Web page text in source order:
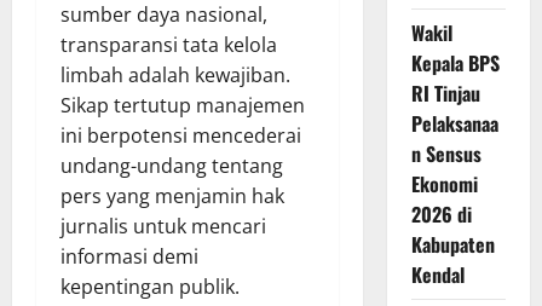
sumber daya nasional,
transparansi tata kelola
limbah adalah kewajiban.
Sikap tertutup manajemen
ini berpotensi mencederai
undang-undang tentang
pers yang menjamin hak
jurnalis untuk mencari
informasi demi
kepentingan publik.
Wakil
Kepala BPS
RI Tinjau
Pelaksanaa
n Sensus
Ekonomi
2026 di
Kabupaten
Kendal